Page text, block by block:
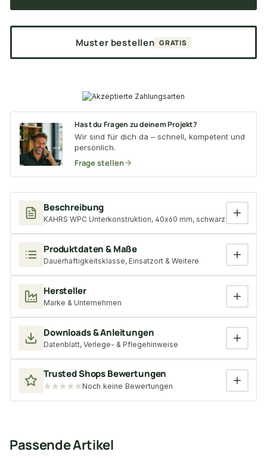
Beschreibung
KAHRS WPC Unterkonstruktion, 40x60 mm, schwarz
Produktdaten & Maße
Dauerhaftigkeitsklasse, Einsatzort & Weitere
Hersteller
Marke & Unternehmen
Downloads & Anleitungen
Datenblatt, Verlege- & Pflegehinweise
Trusted Shops Bewertungen
Noch keine Bewertungen
Muster bestellen GRATIS
Hast du Fragen zu deinem Projekt?
Wir sind für dich da – schnell, kompetent und
persönlich.
Frage stellen
Passende Artikel